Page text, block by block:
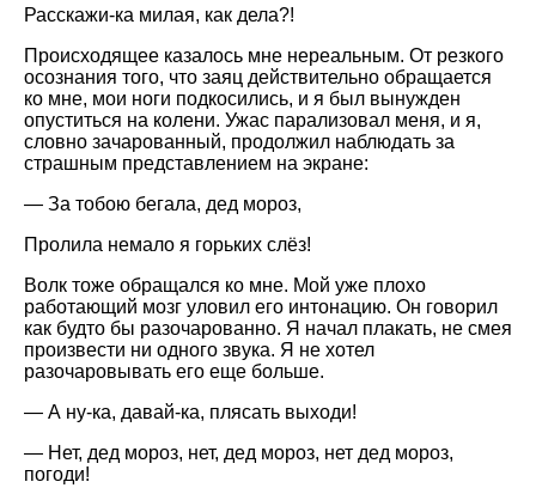
Расскажи-ка милая, как дела?!
Происходящее казалось мне нереальным. От резкого
осознания того, что заяц действительно обращается
ко мне, мои ноги подкосились, и я был вынужден
опуститься на колени. Ужас парализовал меня, и я,
словно зачарованный, продолжил наблюдать за
страшным представлением на экране:
— За тобою бегала, дед мороз,
Пролила немало я горьких слёз!
Волк тоже обращался ко мне. Мой уже плохо
работающий мозг уловил его интонацию. Он говорил
как будто бы разочарованно. Я начал плакать, не смея
произвести ни одного звука. Я не хотел
разочаровывать его еще больше.
— А ну-ка, давай-ка, плясать выходи!
— Нет, дед мороз, нет, дед мороз, нет дед мороз,
погоди!